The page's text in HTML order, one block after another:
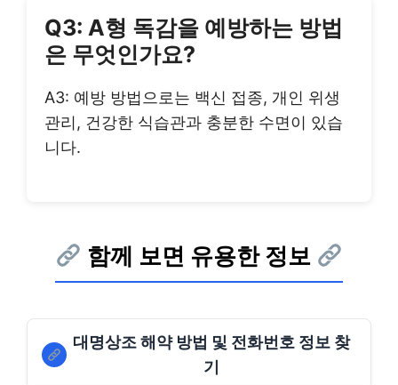
Q3: A형 독감을 예방하는 방법
은 무엇인가요?
A3: 예방 방법으로는 백신 접종, 개인 위생
관리, 건강한 식습관과 충분한 수면이 있습
니다.
함께 보면 유용한 정보
대명상조 해약 방법 및 전화번호 정보 찾
기